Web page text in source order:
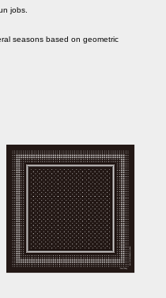
jobs.
seasons based on geometric